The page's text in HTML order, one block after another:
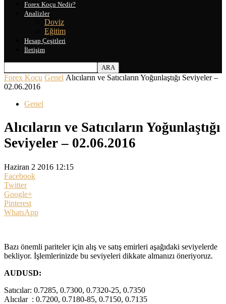
Forex Koçu Nedir?
Analizler
Doviz
Eğitim
Hesap Çeşitleri
İletişim
Forex Koçu Genel Alıcıların ve Satıcıların Yoğunlaştığı Seviyeler –
02.06.2016
Genel
Alıcıların ve Satıcıların Yoğunlaştığı
Seviyeler – 02.06.2016
Haziran 2 2016 12:15
Facebook
Twitter
Google+
Pinterest
WhatsApp
Bazı önemli pariteler için alış ve satış emirleri aşağıdaki seviyelerde
bekliyor. İşlemlerinizde bu seviyeleri dikkate almanızı öneriyoruz.
AUDUSD:
Satıcılar: 0.7285, 0.7300, 0.7320-25, 0.7350
Alıcılar : 0.7200, 0.7180-85, 0.7150, 0.7135